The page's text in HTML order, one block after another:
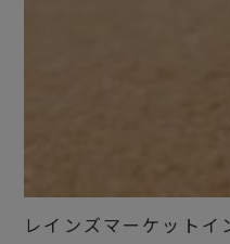
レインズマーケット